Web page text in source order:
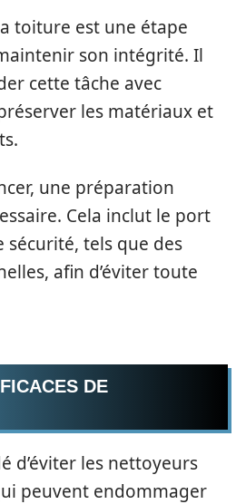
toiture est une étape
son intégrité. Il
cette tâche avec
les matériaux et
une préparation
Cela inclut le port
sécurité, tels que des
afin d’éviter toute
DE
d’éviter les nettoyeurs
peuvent endommager